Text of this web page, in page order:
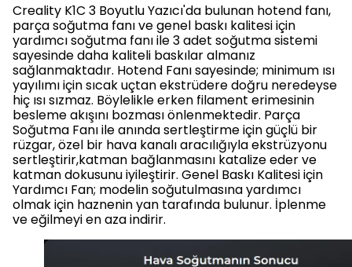
Creality K1C 3 Boyutlu Yazıcı'da bulunan hotend fanı,
parça soğutma fanı ve genel baskı kalitesi için
yardımcı soğutma fanı ile 3 adet soğutma sistemi
sayesinde daha kaliteli baskılar almanız
sağlanmaktadır. Hotend Fanı sayesinde; minimum ısı
yayılımı için sıcak uçtan ekstrüdere doğru neredeyse
hiç ısı sızmaz. Böylelikle erken filament erimesinin
besleme akışını bozması önlenmektedir. Parça
Soğutma Fanı ile anında sertleştirme için güçlü bir
rüzgar, özel bir hava kanalı aracılığıyla ekstrüzyonu
sertleştirir,katman bağlanmasını katalize eder ve
katman dokusunu iyileştirir. Genel Baskı Kalitesi için
Yardımcı Fan; modelin soğutulmasına yardımcı
olmak için haznenin yan tarafında bulunur. İplenme
ve eğilmeyi en aza indirir.